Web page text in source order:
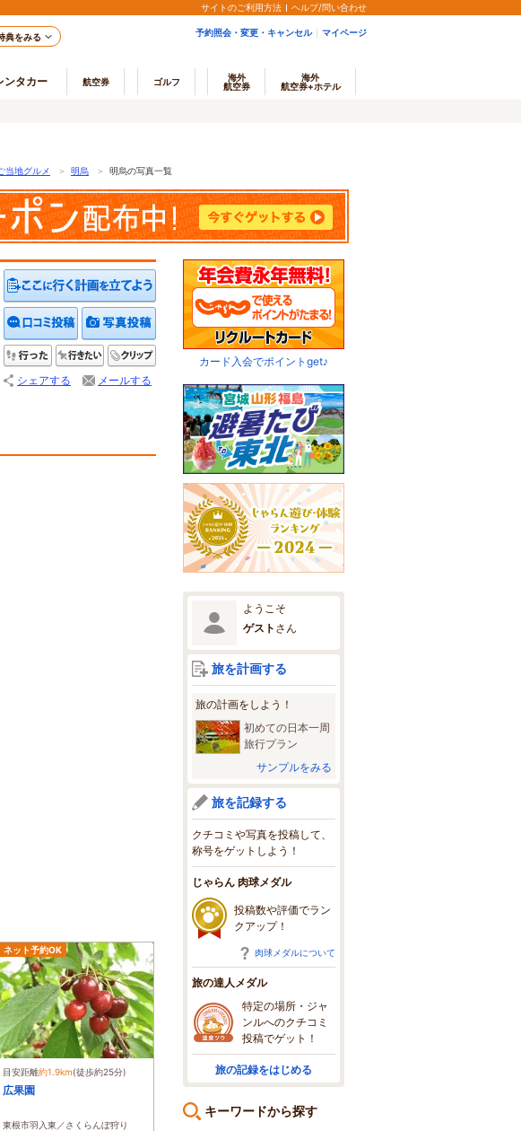
サイトのご利用方法 ヘルプ/問い合わせ
典をみる 予約照会・変更・キャンセル マイページ
ンタカー 航空券 ゴルフ
海外
航空券
海外
航空券+ホテル
当地グルメ ＞ 明烏 ＞ 明烏の写真一覧
クチコミを投稿する写真を投稿する
行った 行きたい
シェアする メールする
ネット予約OK
目安距離約1.9km(徒歩約25分)
広果園
東根市羽入東／さくらんぼ狩り
カード入会でポイントget♪
ようこそ
ゲスト さん
旅を計画する
旅の計画をしよう！
初めての日本一周
旅行プラン
サンプルをみる
旅を記録する
クチコミや写真を投稿して、
称号をゲットしよう！
じゃらん 肉球メダル
投稿数や評価でラン
クアップ！
肉球メダルについて
旅の達人メダル
特定の場所・ジャ
ンルへのクチコミ
投稿でゲット！
旅の記録をはじめる
キーワードから探す